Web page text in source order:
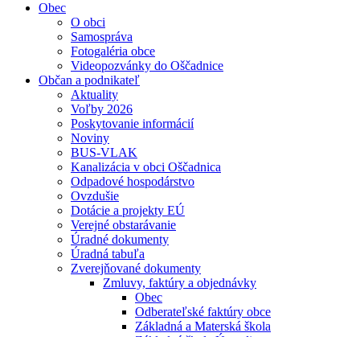
Obec
O obci
Samospráva
Fotogaléria obce
Videopozvánky do Oščadnice
Občan a podnikateľ
Aktuality
Voľby 2026
Poskytovanie informácií
Noviny
BUS-VLAK
Kanalizácia v obci Oščadnica
Odpadové hospodárstvo
Ovzdušie
Dotácie a projekty EÚ
Verejné obstarávanie
Úradné dokumenty
Úradná tabuľa
Zverejňované dokumenty
Zmluvy, faktúry a objednávky
Obec
Odberateľské faktúry obce
Základná a Materská škola